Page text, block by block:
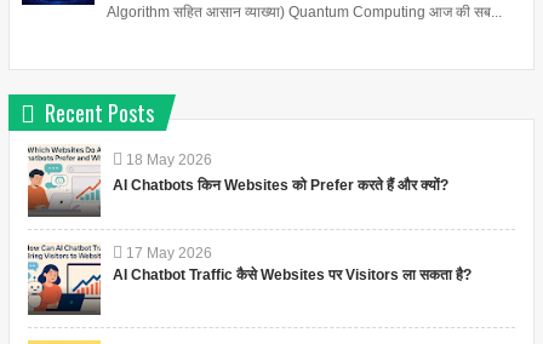
Algorithm सहित आसान व्याख्या) Quantum Computing आज की सब...
Recent Posts
18 May 2026
AI Chatbots किन Websites को Prefer करते हैं और क्यों?
17 May 2026
AI Chatbot Traffic कैसे Websites पर Visitors ला सकता है?